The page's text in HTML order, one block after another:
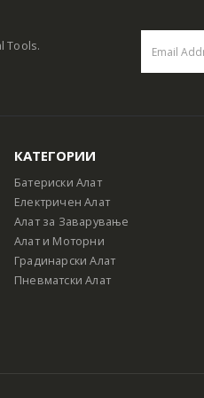
Tools.
КАТЕГОРИИ
Батериски Алат
Електричен Алат
Алат за Заварување
Алат и Моторни
Градинарски Алат
Пневматски Алат